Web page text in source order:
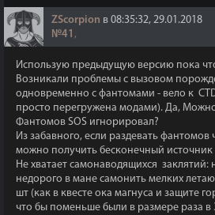
ZScorpion в 08:35:32, 29.01.2018
№41 ,
Использую предыдущую версию пока
Возникали проблемы с вызовом
одновременно с фантомами - вело к
просто перегружена модами). Да, Можно
Фантомов SOS игнорировал?
Из забавного, если раздевать фантомов
можно получить бесконечный источник
Не хватает самонаводящихся
недорого в мане самонить мелких
шт (как в квесте ока магнуса и защите
что бы поменьше были в размере раза в